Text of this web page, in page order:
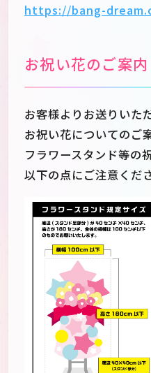
https://bang-
お祝い花のご案内
お客様よりお送りいた
お祝い花についてのご
フラワースタンド等の
以下の点にご注意くだ